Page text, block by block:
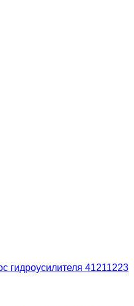
гидроусилителя 41211223